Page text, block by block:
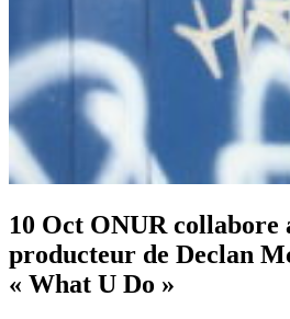
10 Oct ONUR collabore
producteur de Declan
« What U Do »